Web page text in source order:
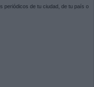
periódicos de tu ciudad, de tu país o